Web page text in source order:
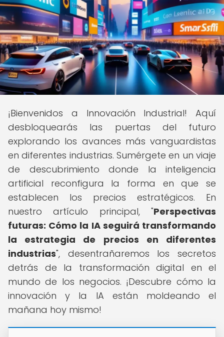
¡Bienvenidos a Innovación Industrial! Aquí
desbloquearás las puertas del futuro
explorando los avances más vanguardistas
en diferentes industrias. Sumérgete en un viaje
de descubrimiento donde la inteligencia
artificial reconfigura la forma en que se
establecen los precios estratégicos. En
nuestro artículo principal, "Perspectivas
futuras: Cómo la IA seguirá transformando
la estrategia de precios en diferentes
industrias", desentrañaremos los secretos
detrás de la transformación digital en el
mundo de los negocios. ¡Descubre cómo la
innovación y la IA están moldeando el
mañana hoy mismo!